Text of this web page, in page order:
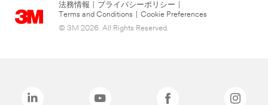
法務情報 プライバシーポリシー
Terms and Conditions
Cookie Preferences
© 3M 2026. All Rights Reserved.